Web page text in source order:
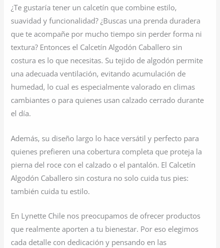
¿Te gustaría tener un calcetín que combine estilo,
suavidad y funcionalidad? ¿Buscas una prenda duradera
que te acompañe por mucho tiempo sin perder forma ni
textura? Entonces el Calcetín Algodón Caballero sin
costura es lo que necesitas. Su tejido de algodón permite
una adecuada ventilación, evitando acumulación de
humedad, lo cual es especialmente valorado en climas
cambiantes o para quienes usan calzado cerrado durante
el día.
Además, su diseño largo lo hace versátil y perfecto para
quienes prefieren una cobertura completa que proteja la
pierna del roce con el calzado o el pantalón. El Calcetín
Algodón Caballero sin costura no solo cuida tus pies:
también cuida tu estilo.
En Lynette Chile nos preocupamos de ofrecer productos
que realmente aporten a tu bienestar. Por eso elegimos
cada detalle con dedicación y pensando en las